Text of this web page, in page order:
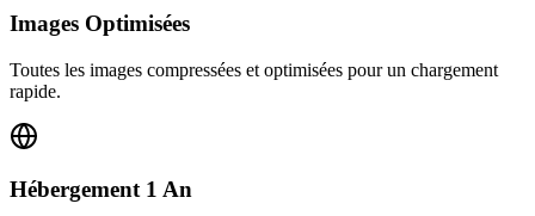
Images Optimisées
Toutes les images compressées et optimisées pour un chargement
rapide.
Hébergement 1 An